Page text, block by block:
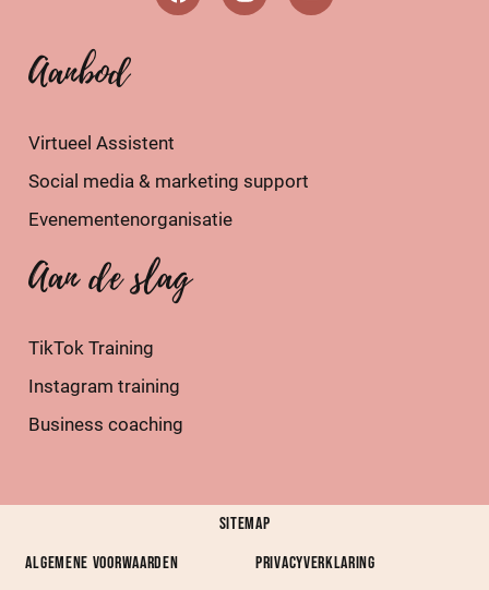
Aanbod
Virtueel Assistent
Social media & marketing support
Evenementenorganisatie
Aan de slag
TikTok Training
Instagram training
Business coaching
Privacyverklaring
Algemene voorwaarden
Sitemap